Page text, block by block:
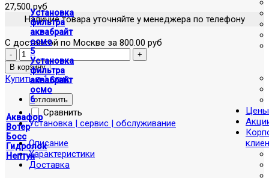
Установка
фильтра
аквабрайт
осмо
5
Установка
фильтра
аквабрайт
осмо
6
Аквафор
Вотер
Босс
Гидролок
Нептун
Цены
27,500 руб
Наличие товара уточняйте у менеджера по телефону
С доставкой по Москве за 800.00 руб
Купить в 1 клик
отложить
Сравнить
Установка | сервис | обслуживание
Описание
Характеристики
Доставка